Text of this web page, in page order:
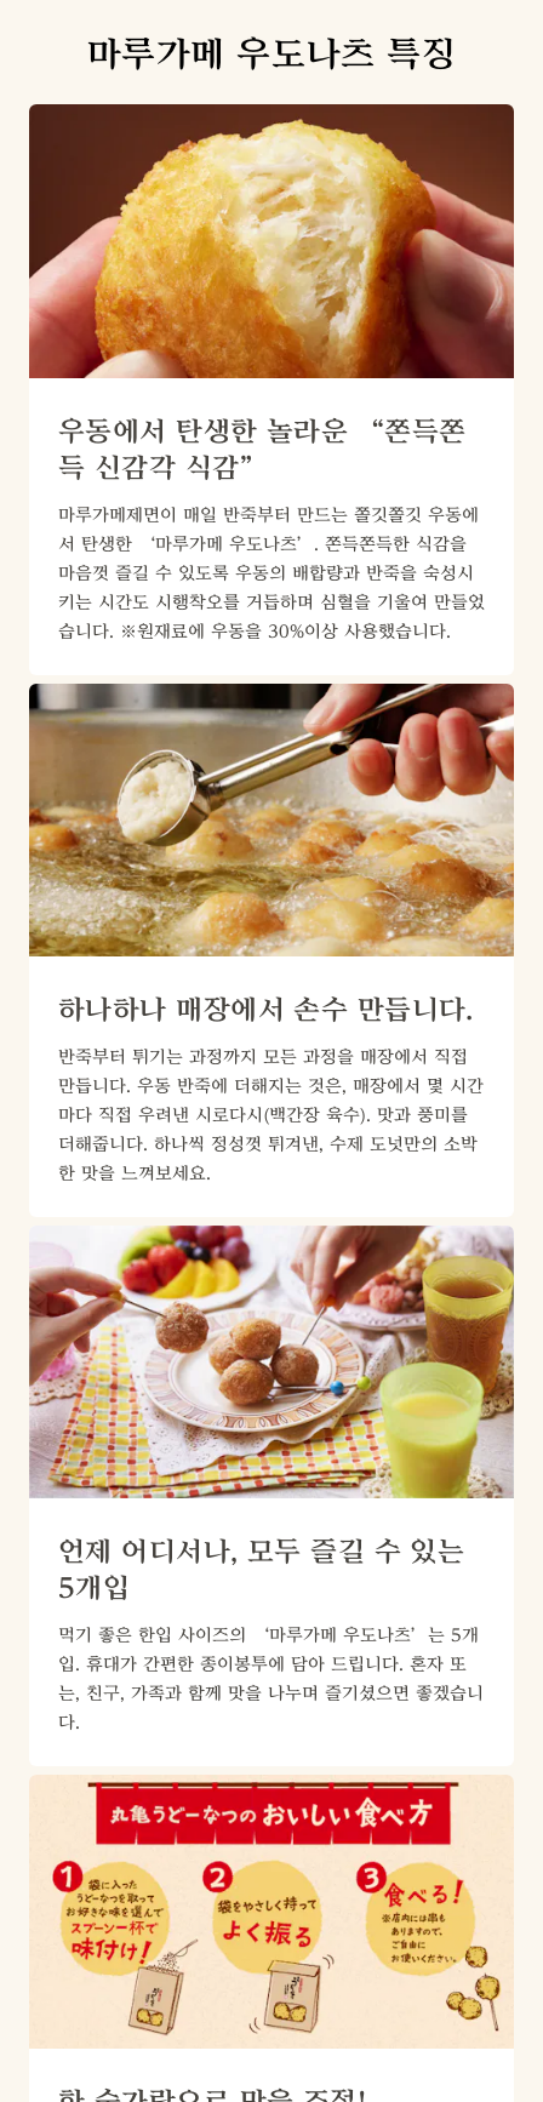
마루가메 우도나츠 특징
우동에서 탄생한 놀라운 “쫀득쫀
득 신감각 식감”
마루가메제면이 매일 반죽부터 만드는 쫄깃쫄깃 우동에
서 탄생한 ‘마루가메 우도나츠’. 쫀득쫀득한 식감을
마음껏 즐길 수 있도록 우동의 배합량과 반죽을 숙성시
키는 시간도 시행착오를 거듭하며 심혈을 기울여 만들었
습니다. ※원재료에 우동을 30%이상 사용했습니다.
하나하나 매장에서 손수 만듭니다.
반죽부터 튀기는 과정까지 모든 과정을 매장에서 직접
만듭니다. 우동 반죽에 더해지는 것은, 매장에서 몇 시간
마다 직접 우려낸 시로다시(백간장 육수). 맛과 풍미를
더해줍니다. 하나씩 정성껏 튀겨낸, 수제 도넛만의 소박
한 맛을 느껴보세요.
언제 어디서나, 모두 즐길 수 있는
5개입
먹기 좋은 한입 사이즈의 ‘마루가메 우도나츠’는 5개
입. 휴대가 간편한 종이봉투에 담아 드립니다. 혼자 또
는, 친구, 가족과 함께 맛을 나누며 즐기셨으면 좋겠습니
다.